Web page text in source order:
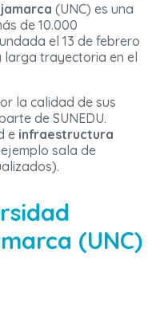
(UNC) es una
de 10.000
el 13 de febrero
larga trayectoria en el
la calidad de sus
de SUNEDU.
e infraestructura
sala de
(UNC)